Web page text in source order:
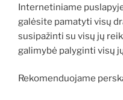
Internetiniame
galėsite pamatyti visų
susipažinti su visų jų
galimybė palyginti visų
Rekomenduojame